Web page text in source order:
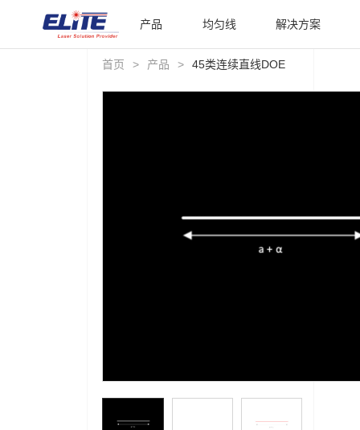
产品 均匀线 解决方案
首页 > 产品 > 45类连续直线DOE